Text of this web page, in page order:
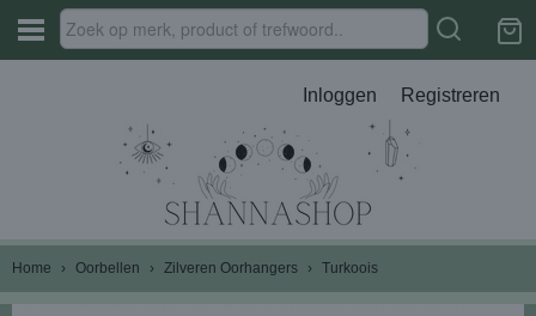
Inloggen Registreren
Home › Oorbellen › Zilveren Oorhangers › Turkoois